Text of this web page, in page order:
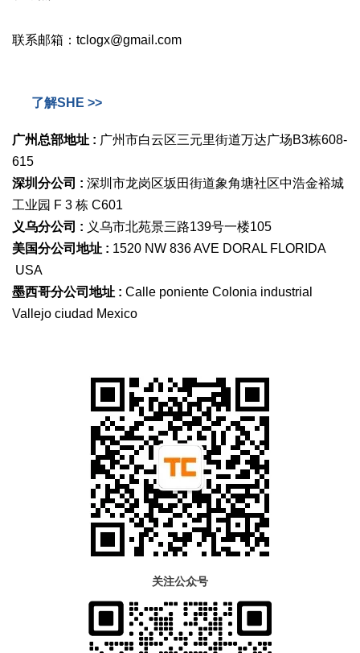
联系邮箱：tclogx@gmail.com
了解SHE >>
广州总部地址 : 广州市白云区三元里街道万达广场B3栋608-
615
深圳分公司 : 深圳市龙岗区坂田街道象角塘社区中浩金裕城
工业园 F 3 栋 C601
义乌分公司 : 义乌市北苑景三路139号一楼105
美国分公司地址 : 1520 NW 836 AVE DORAL FLORIDA
USA
墨西哥分公司地址 : Calle poniente Colonia industrial
Vallejo ciudad Mexico
关注公众号